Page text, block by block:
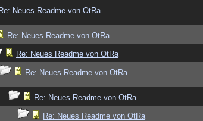
Re: Neues Readme von OtRa
Re: Neues Readme von OtRa
Re: Neues Readme von OtRa
Re: Neues Readme von OtRa
Re: Neues Readme von OtRa
Re: Neues Readme von OtRa